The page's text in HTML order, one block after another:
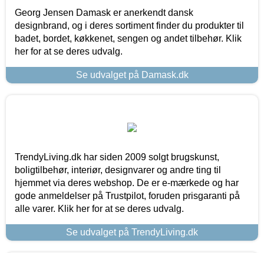
Georg Jensen Damask er anerkendt dansk
designbrand, og i deres sortiment finder du produkter til
badet, bordet, køkkenet, sengen og andet tilbehør. Klik
her for at se deres udvalg.
Se udvalget på Damask.dk
TrendyLiving.dk har siden 2009 solgt brugskunst,
boligtilbehør, interiør, designvarer og andre ting til
hjemmet via deres webshop. De er e-mærkede og har
gode anmeldelser på Trustpilot, foruden prisgaranti på
alle varer. Klik her for at se deres udvalg.
Se udvalget på TrendyLiving.dk